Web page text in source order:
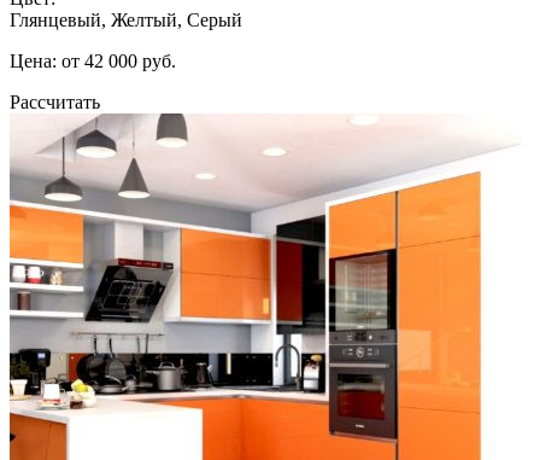
Глянцевый, Желтый, Серый
Цена: от 42 000 руб.
Рассчитать